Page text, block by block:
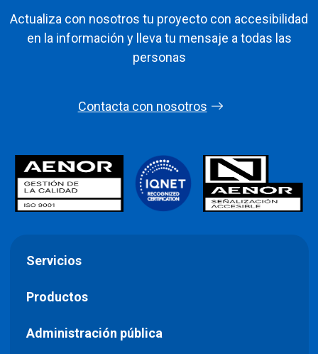
Actualiza con nosotros tu proyecto con accesibilidad
en la información y lleva tu mensaje a todas las
personas
Contacta con nosotros
Servicios
Productos
Administración pública